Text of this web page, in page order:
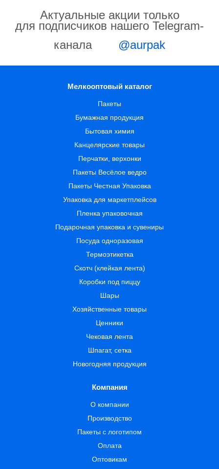
Актуальные акции только
для подписчиков нашего Telegram-
канала
@aurpak
Мелкооптовый каталог
Пакеты
Бумажная продукция
Бытовая химия
Канцелярские товары
Перчатки, верхонки
Пакеты Весёлое ведро
Пакеты Честная Упаковка
Упаковка для маркетплейсов
Пленка упаковочная
Подарочная упаковка и сувениры
Посуда одноразовая
Термоэтикетка
Скотч (клейкая лента)
Коробки под пиццу
Шары
Хозяйственные товары
Ценники
Чековая лента
Шпагат, сетка
Новогодняя продукция
Компания
О компании
Производство
Пакеты с логотипом
Оплата
Оптовикам